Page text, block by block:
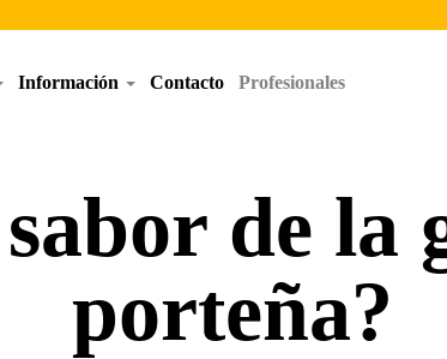
Información Contacto Profesionales
de la
porteña?